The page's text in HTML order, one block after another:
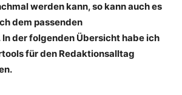
werden kann, so kann auch es
dem passenden
der folgenden Übersicht habe ich
für den Redaktionsalltag